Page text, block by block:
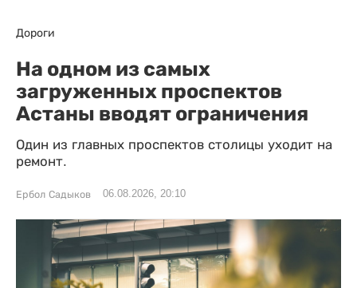
Дороги
На одном из самых
загруженных проспектов
Астаны вводят ограничения
Один из главных проспектов столицы уходит на
ремонт.
Ербол Садыков 06.08.2026, 20:10